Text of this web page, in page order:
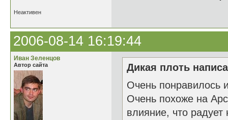
Неактивен
2006-08-14 16:19:44
Иван Зеленцов
Автор сайта
Дикая плоть
Очень понравилось
Очень похоже на
влияние, что радует